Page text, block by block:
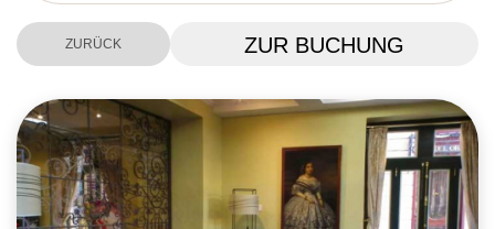
ZURÜCK ZUR BUCHUNG